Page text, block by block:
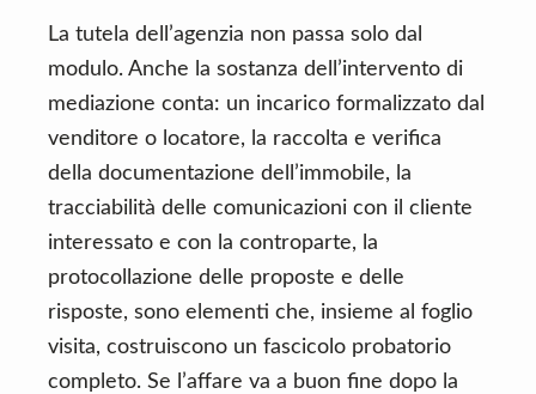
La tutela dell’agenzia non passa solo dal
modulo. Anche la sostanza dell’intervento di
mediazione conta: un incarico formalizzato dal
venditore o locatore, la raccolta e verifica
della documentazione dell’immobile, la
tracciabilità delle comunicazioni con il cliente
interessato e con la controparte, la
protocollazione delle proposte e delle
risposte, sono elementi che, insieme al foglio
visita, costruiscono un fascicolo probatorio
completo. Se l’affare va a buon fine dopo la